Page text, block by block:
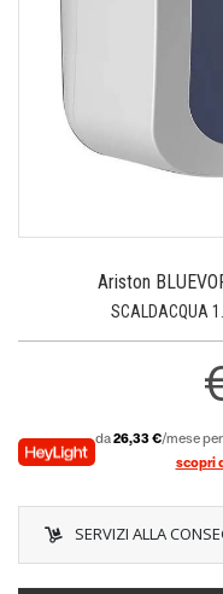
Ariston
SCALDACQUA
da26,33 €/mese
scopri
SERVIZI ALLA